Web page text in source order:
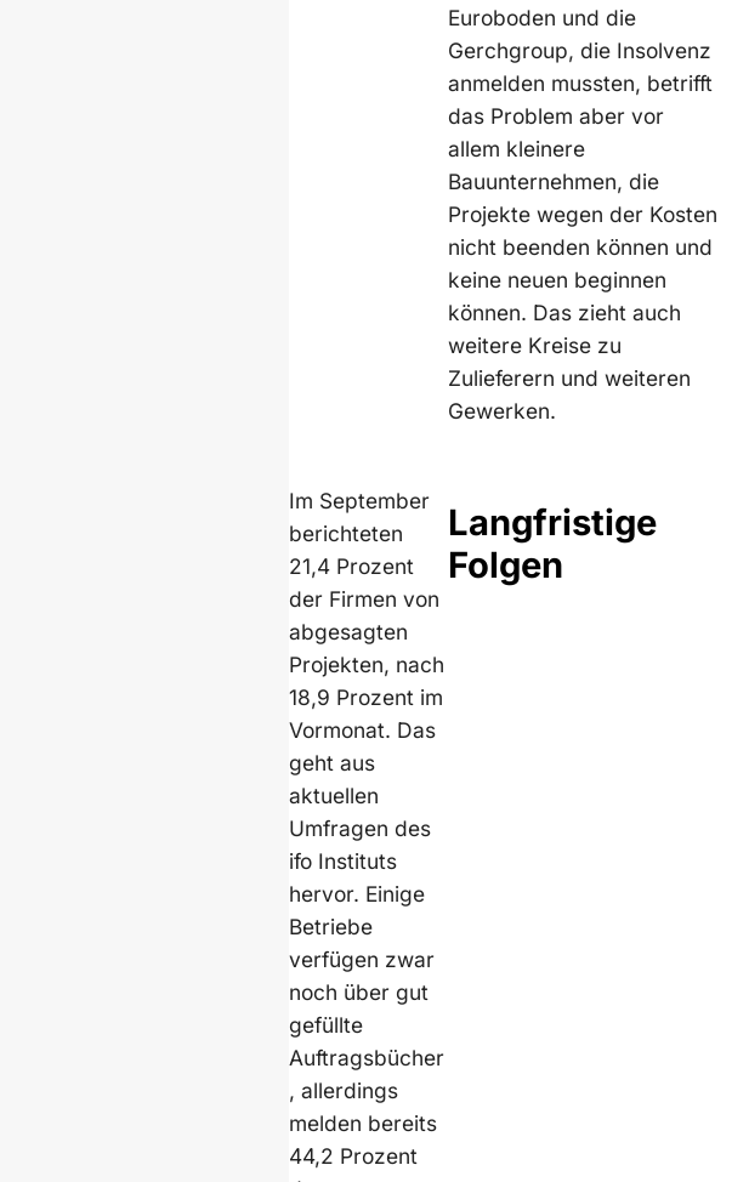
Euroboden und die
Gerchgroup, die Insolvenz
anmelden mussten, betrifft
das Problem aber vor
allem kleinere
Bauunternehmen, die
Projekte wegen der Kosten
nicht beenden können und
keine neuen beginnen
können. Das zieht auch
weitere Kreise zu
Zulieferern und weiteren
Gewerken.
Im September
berichteten
21,4 Prozent
der Firmen von
abgesagten
Projekten, nach
18,9 Prozent im
Vormonat. Das
geht aus
aktuellen
Umfragen des
ifo Instituts
hervor. Einige
Betriebe
verfügen zwar
noch über gut
gefüllte
Auftragsbücher
, allerdings
melden bereits
44,2 Prozent
Langfristige
Folgen